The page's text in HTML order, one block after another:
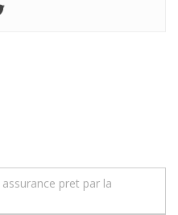
pret par la